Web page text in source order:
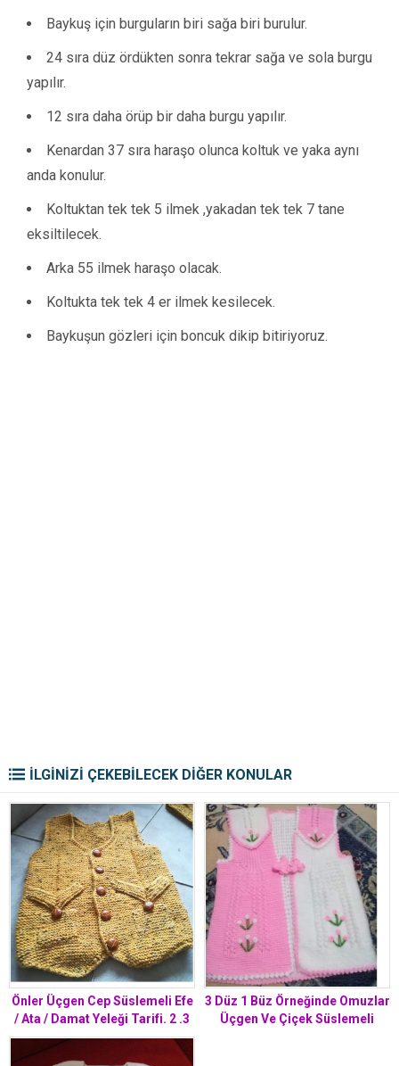
Baykuş için burguların biri sağa biri burulur.
24 sıra düz ördükten sonra tekrar sağa ve sola burgu
yapılır.
12 sıra daha örüp bir daha burgu yapılır.
Kenardan 37 sıra haraşo olunca koltuk ve yaka aynı
anda konulur.
Koltuktan tek tek 5 ilmek ,yakadan tek tek 7 tane
eksiltilecek.
Arka 55 ilmek haraşo olacak.
Koltukta tek tek 4 er ilmek kesilecek.
Baykuşun gözleri için boncuk dikip bitiriyoruz.
İLGİNİZİ ÇEKEBİLECEK DİĞER KONULAR
Önler Üçgen Cep Süslemeli Efe
/ Ata / Damat Yeleği Tarifi. 2 .3
yaş
3 Düz 1 Büz Örneğinde Omuzlar
Üçgen Ve Çiçek Süslemeli